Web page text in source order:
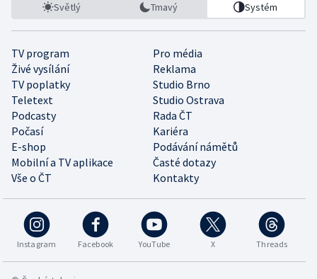
Světlý Tmavý Systém
TV program
Pro média
Živé vysílání
Reklama
TV poplatky
Studio Brno
Teletext
Studio Ostrava
Podcasty
Rada ČT
Počasí
Kariéra
E-shop
Podávání námětů
Mobilní a TV aplikace
Časté dotazy
Vše o ČT
Kontakty
Instagram Facebook YouTube X Threads